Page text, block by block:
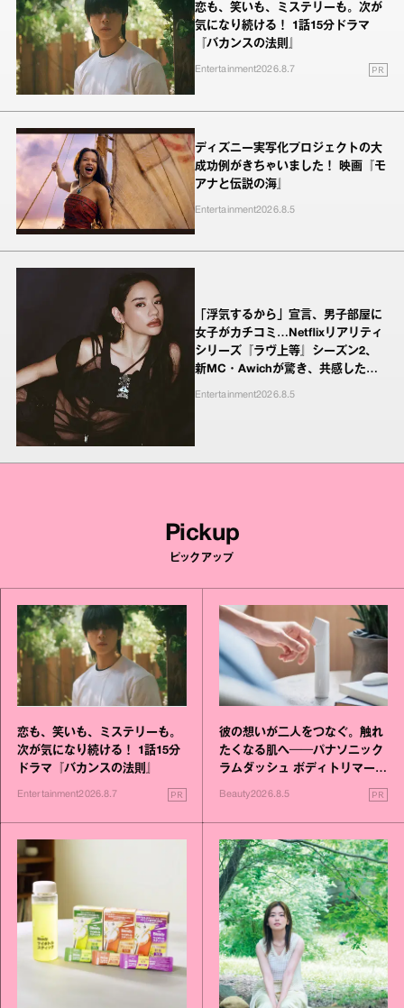
恋も、笑いも、ミステリーも。次が
気になり続ける！ 1話15分ドラマ
『バカンスの法則』
Entertainment2026.8.7 PR
ディズニー実写化プロジェクトの大
成功例がきちゃいました！ 映画『モ
アナと伝説の海』
Entertainment2026.8.5
「浮気するから」宣言、男子部屋に
女子がカチコミ…Netflixリアリティ
シリーズ『ラヴ上等』シーズン2、
新MC・Awichが驚き、共感したヤ
Entertainment2026.8.5
Pickup
ピックアップ
恋も、笑いも、ミステリーも。
次が気になり続ける！ 1話15分
ドラマ『バカンスの法則』
Entertainment2026.8.7 PR
彼の想いが二人をつなぐ。触れ
たくなる肌へ──パナソニック
ラムダッシュ ボディトリマーが
Beauty2026.8.5 PR